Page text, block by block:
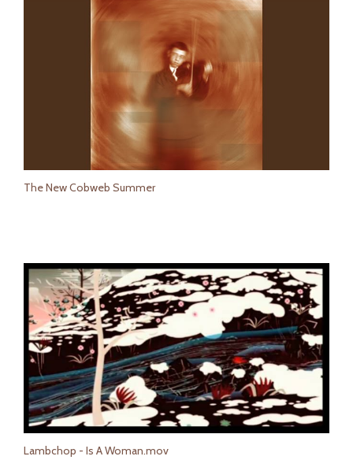
The New Cobweb Summer
Lambchop - Is A Woman.mov